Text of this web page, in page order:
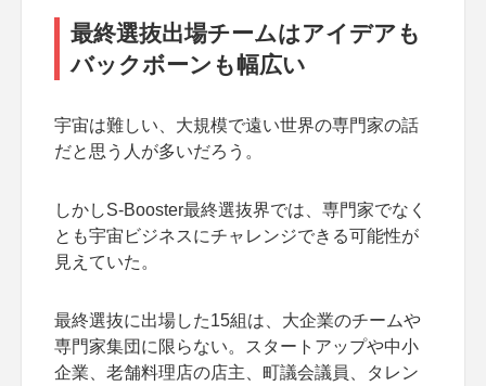
最終選抜出場チームはアイデアも
バックボーンも幅広い
宇宙は難しい、大規模で遠い世界の専門家の話
だと思う人が多いだろう。
しかしS-Booster最終選抜界では、専門家でなく
とも宇宙ビジネスにチャレンジできる可能性が
見えていた。
最終選抜に出場した15組は、大企業のチームや
専門家集団に限らない。スタートアップや中小
企業、老舗料理店の店主、町議会議員、タレン